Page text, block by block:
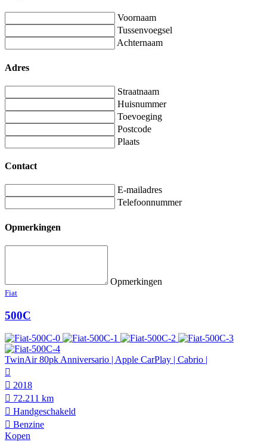
Voornaam
Tussenvoegsel
Achternaam
Adres
Straatnaam
Huisnummer
Toevoeging
Postcode
Plaats
Contact
E-mailadres
Telefoonnummer
Opmerkingen
Opmerkingen
Fiat
500C
TwinAir 80pk Anniversario | Apple CarPlay | Cabrio |
2018
72.211 km
Hand­geschakeld
Benzine
Kopen